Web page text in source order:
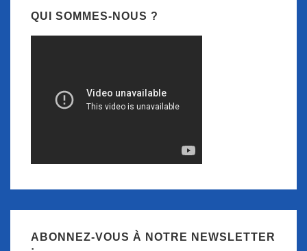
QUI SOMMES-NOUS ?
ABONNEZ-VOUS À NOTRE NEWSLETTER